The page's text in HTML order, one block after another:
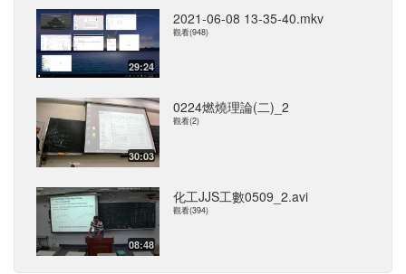
29:24
2021-06-08 13-35-40.mkv
觀看(948)
30:03
0224燃燒理論(二)_2
觀看(2)
08:48
化工JJS工數0509_2.avi
觀看(394)